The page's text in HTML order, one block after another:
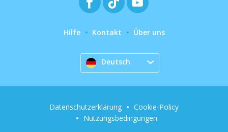
Hilfe Kontakt Über uns
Deutsch
Datenschutzerklärung
Cookie-Policy
Nutzungsbedingungen